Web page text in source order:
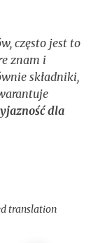
często jest to
znam i
składniki,
dla
translation